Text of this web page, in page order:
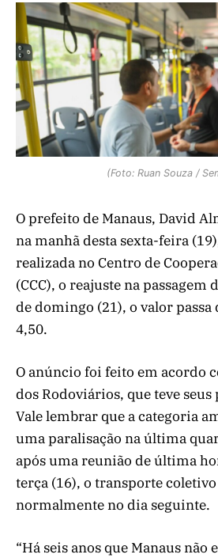
(Foto: Ruan Souza /
O prefeito de Manaus, David
na manhã desta sexta-feira
realizada no Centro de
(CCC), o reajuste na passagem
de domingo (21), o valor passa
4,50.
O anúncio foi feito em acordo
dos Rodoviários, que teve
Vale lembrar que a categoria
uma paralisação na última
após uma reunião de última
terça (16), o transporte
normalmente no dia seguinte.
“Há seis anos que Manaus não